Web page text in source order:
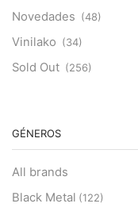
Novedades (48)
Vinilako (34)
Sold Out (256)
GÉNEROS
All brands
Black Metal (122)